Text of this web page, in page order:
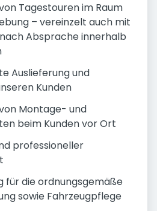
Tagestouren im Raum
– vereinzelt auch mit
Absprache innerhalb
Auslieferung und
Kunden
Montage- und
beim Kunden vor Ort
professioneller
für die ordnungsgemäße
sowie Fahrzeugpflege